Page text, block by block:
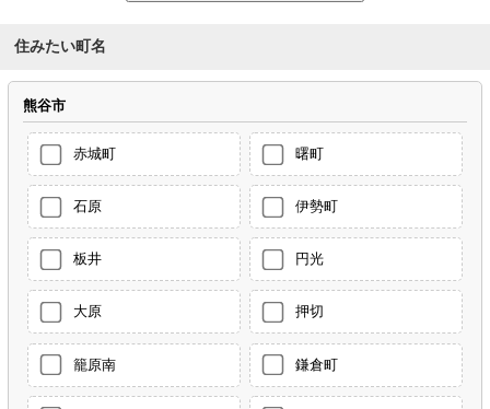
住みたい町名
熊谷市
赤城町 曙町
石原 伊勢町
板井 円光
大原 押切
籠原南 鎌倉町